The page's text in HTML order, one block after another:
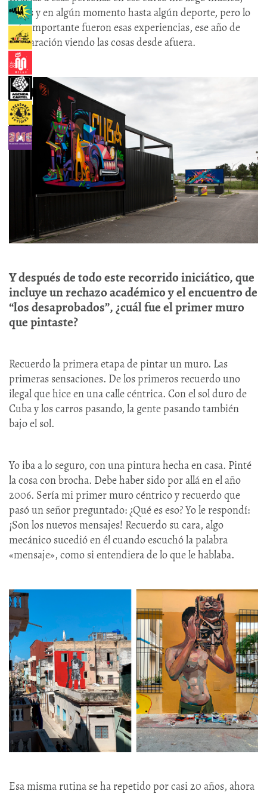
libros y en algún momento hasta algún deporte, pero lo
más importante fueron esas experiencias, ese año de
preparación viendo las cosas desde afuera.
Y después de todo este recorrido iniciático, que
incluye un rechazo académico y el encuentro de
“los desaprobados”, ¿cuál fue el primer muro
que pintaste?
Recuerdo la primera etapa de pintar un muro. Las
primeras sensaciones. De los primeros recuerdo uno
ilegal que hice en una calle céntrica. Con el sol duro de
Cuba y los carros pasando, la gente pasando también
bajo el sol.
Yo iba a lo seguro, con una pintura hecha en casa. Pinté
la cosa con brocha. Debe haber sido por allá en el año
2006. Sería mi primer muro céntrico y recuerdo que
pasó un señor preguntado: ¿Qué es eso? Yo le respondí:
¡Son los nuevos mensajes! Recuerdo su cara, algo
mecánico sucedió en él cuando escuchó la palabra
«mensaje», como si entendiera de lo que le hablaba.
Esa misma rutina se ha repetido por casi 20 años, ahora